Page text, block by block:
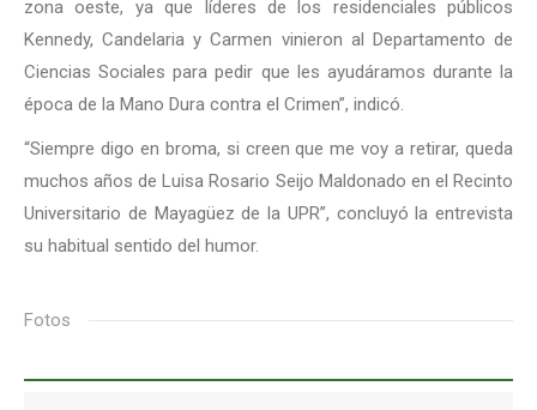
zona oeste, ya que líderes de los residenciales públicos
Kennedy, Candelaria y Carmen vinieron al Departamento de
Ciencias Sociales para pedir que les ayudáramos durante la
época de la Mano Dura contra el Crimen”, indicó.
“Siempre digo en broma, si creen que me voy a retirar, queda
muchos años de Luisa Rosario Seijo Maldonado en el Recinto
Universitario de Mayagüez de la UPR”, concluyó la entrevista
su habitual sentido del humor.
Fotos